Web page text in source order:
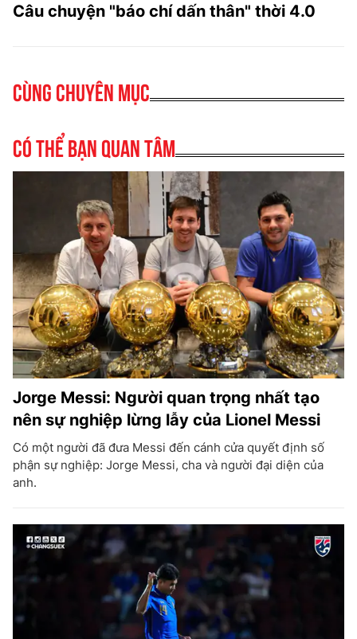
Câu chuyện "báo chí dấn thân" thời 4.0
Cùng chuyên mục
Có thể bạn quan tâm
Jorge Messi: Người quan trọng nhất tạo
nên sự nghiệp lừng lẫy của Lionel Messi
Có một người đã đưa Messi đến cánh cửa quyết định số
phận sự nghiệp: Jorge Messi, cha và người đại diện của
anh.